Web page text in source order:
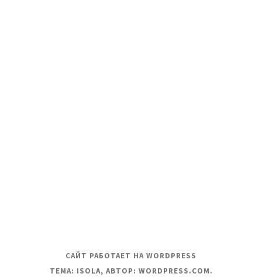
САЙТ РАБОТАЕТ НА WORDPRESS
ТЕМА: ISOLA, АВТОР: WORDPRESS.COM.